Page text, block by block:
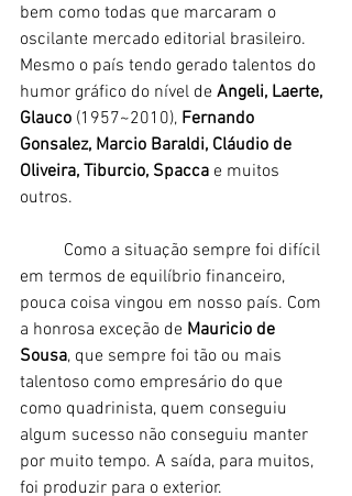
bem como todas que marcaram o
oscilante mercado editorial brasileiro.
Mesmo o país tendo gerado talentos do
humor gráfico do nível de Angeli, Laerte,
Glauco (1957~2010), Fernando
Gonsalez, Marcio Baraldi, Cláudio de
Oliveira, Tiburcio, Spacca e muitos
outros.
em termos de equilíbrio financeiro,
pouca coisa vingou em nosso país. Com
a honrosa exceção de Mauricio de
Sousa, que sempre foi tão ou mais
talentoso como empresário do que
como quadrinista, quem conseguiu
algum sucesso não conseguiu manter
por muito tempo. A saída, para muitos,
foi produzir para o exterior.